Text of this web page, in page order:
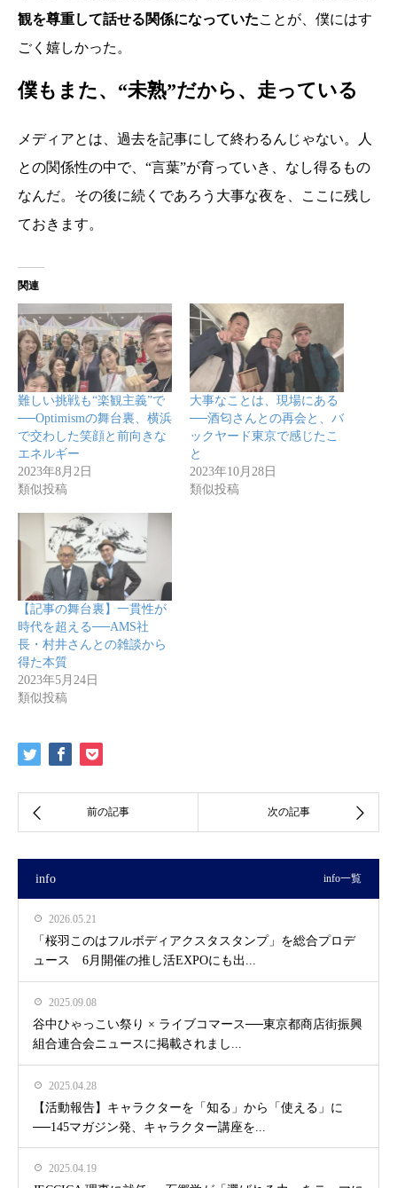
観を尊重して話せる関係になっていたことが、僕にはす
ごく嬉しかった。
僕もまた、“未熟”だから、走っている
メディアとは、過去を記事にして終わるんじゃない。人
との関係性の中で、“言葉”が育っていき、なし得るもの
なんだ。その後に続くであろう大事な夜を、ここに残し
ておきます。
関連
難しい挑戦も“楽観主義”で
──Optimismの舞台裏、横浜
で交わした笑顔と前向きな
エネルギー
2023年8月2日
類似投稿
大事なことは、現場にある
──酒匂さんとの再会と、バ
ックヤード東京で感じたこ
と
2023年10月28日
類似投稿
【記事の舞台裏】一貫性が
時代を超える──AMS社
長・村井さんとの雑談から
得た本質
2023年5月24日
類似投稿
info info一覧
2026.05.21
「桜羽このはフルボディアクスタスタンプ」を総合プロデ
ュース 6月開催の推し活EXPOにも出...
2025.09.08
谷中ひゃっこい祭り × ライブコマース──東京都商店街振興
組合連合会ニュースに掲載されまし...
2025.04.28
【活動報告】キャラクターを「知る」から「使える」に
──145マガジン発、キャラクター講座を...
2025.04.19